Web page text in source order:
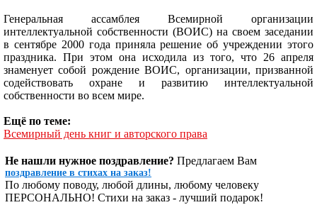
Генеральная ассамблея Всемирной организации
интеллектуальной собственности (ВОИС) на своем заседании
в сентябре 2000 года приняла решение об учреждении этого
праздника. При этом она исходила из того, что 26 апреля
знаменует собой рождение ВОИС, организации, призванной
содействовать охране и развитию интеллектуальной
собственности во всем мире.
Ещё по теме:
Всемирный день книг и авторского права
Не нашли нужное поздравление? Предлагаем Вам
поздравление в стихах на заказ!
По любому поводу, любой длины, любому человеку
ПЕРСОНАЛЬНО! Стихи на заказ - лучший подарок!